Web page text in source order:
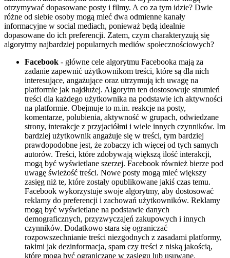
otrzymywać dopasowane posty i filmy. A co za tym idzie? Dwie
różne od siebie osoby mogą mieć dwa odmienne kanały
informacyjne w social mediach, ponieważ będą idealnie
dopasowane do ich preferencji. Zatem, czym charakteryzują się
algorytmy najbardziej popularnych mediów społecznościowych?
Facebook - główne cele algorytmu Facebooka mają za
zadanie zapewnić użytkownikom treści, które są dla nich
interesujące, angażujące oraz utrzymują ich uwagę na
platformie jak najdłużej. Algorytm ten dostosowuje strumień
treści dla każdego użytkownika na podstawie ich aktywności
na platformie. Obejmuje to m.in. reakcje na posty,
komentarze, polubienia, aktywność w grupach, odwiedzane
strony, interakcje z przyjaciółmi i wiele innych czynników. Im
bardziej użytkownik angażuje się w treści, tym bardziej
prawdopodobne jest, że zobaczy ich więcej od tych samych
autorów. Treści, które zdobywają większą ilość interakcji,
mogą być wyświetlane szerzej. Facebook również bierze pod
uwagę świeżość treści. Nowe posty mogą mieć większy
zasięg niż te, które zostały opublikowane jakiś czas temu.
Facebook wykorzystuje swoje algorytmy, aby dostosować
reklamy do preferencji i zachowań użytkowników. Reklamy
mogą być wyświetlane na podstawie danych
demograficznych, przyzwyczajeń zakupowych i innych
czynników. Dodatkowo stara się ograniczać
rozpowszechnianie treści niezgodnych z zasadami platformy,
takimi jak dezinformacja, spam czy treści z niską jakością,
które mogą być ograniczane w zasięgu lub usuwane.